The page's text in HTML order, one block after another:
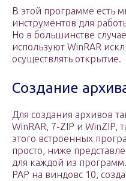
В этой программе есть
инструментов для
Но в большинстве
используют WinRAR
осуществлять открытие.
Создание
Для создания архивов
WinRAR, 7-ZIP и WinZIP,
этого встроенных
просто, ниже
для каждой из
РАР на виндовс 10,